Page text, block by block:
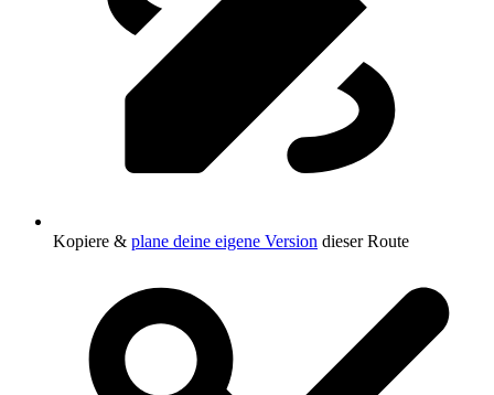
Kopiere & plane deine eigene Version dieser Route